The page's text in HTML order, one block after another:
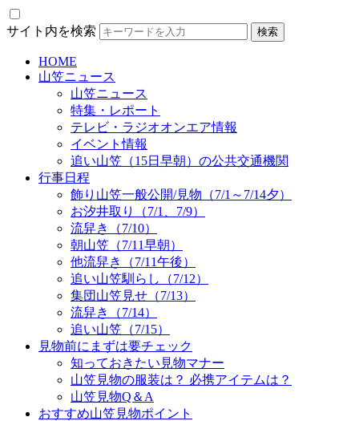
サイト内を検索
HOME
山笠ニュース
山笠ニュース
特集・レポート
テレビ・ラジオオンエア情報
イベント情報
追い山笠（15日早朝）の公共交通機関
行事日程
飾り山笠一般公開/見物（7/1～7/14夕）
お汐井取り（7/1、7/9）
流舁き（7/10）
朝山笠（7/11早朝）
他流舁き（7/11午後）
追い山笠馴らし（7/12）
集団山笠見せ（7/13）
流舁き（7/14）
追い山笠（7/15）
見物前にまずは要チェック
知っておきたい見物マナー
山笠見物の服装は？ 必携アイテムは？
山笠見物Q＆A
おすすめ山笠見物ポイント